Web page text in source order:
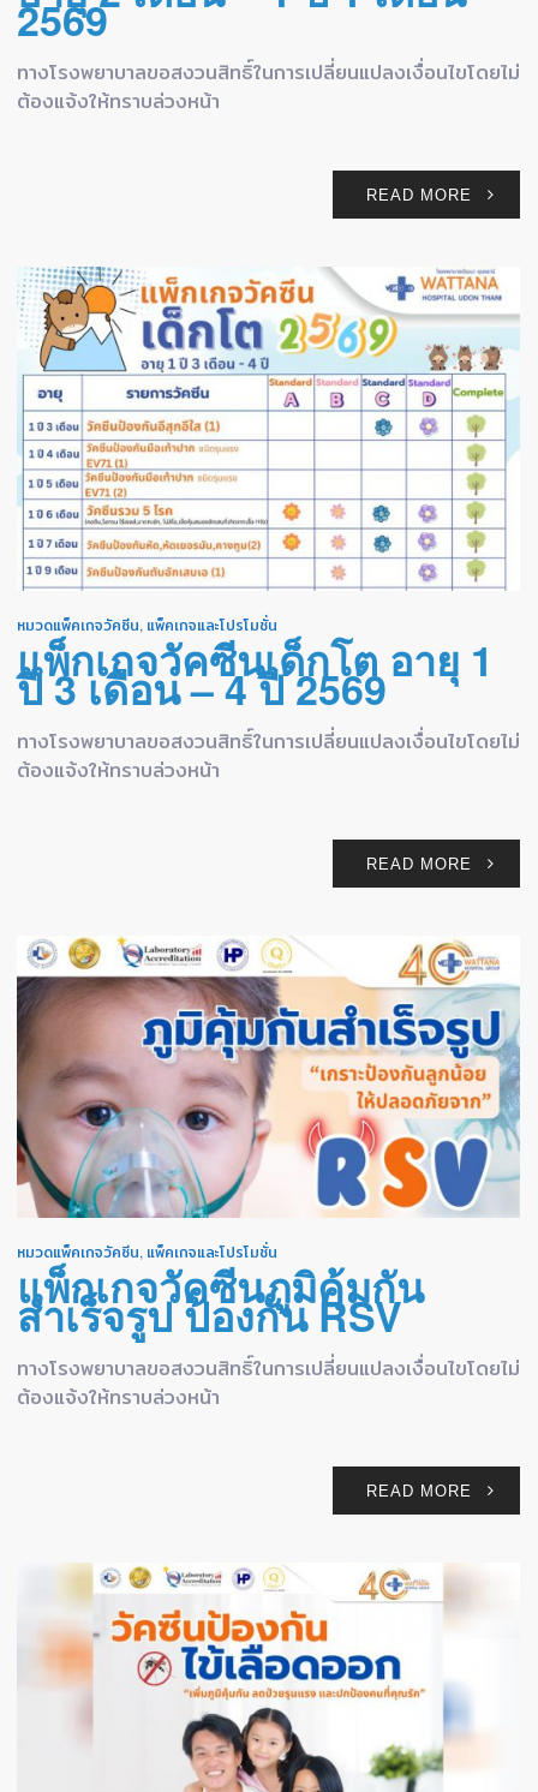
2569
ทางโรงพยาบาลขอสงวนสิทธิ์ในการเปลี่ยนแปลงเงื่อนไขโดยไม่
ต้องแจ้งให้ทราบล่วงหน้า
READ MORE
หมวดแพ็คเกจวัคซีน, แพ็คเกจและโปรโมชั่น
แพ็กเกจวัคซีนเด็กโต อายุ 1
ปี 3 เดือน – 4 ปี 2569
ทางโรงพยาบาลขอสงวนสิทธิ์ในการเปลี่ยนแปลงเงื่อนไขโดยไม่
ต้องแจ้งให้ทราบล่วงหน้า
READ MORE
หมวดแพ็คเกจวัคซีน, แพ็คเกจและโปรโมชั่น
แพ็กเกจวัคซีนภูมิคุ้มกัน
สำเร็จรูป ป้องกัน RSV
ทางโรงพยาบาลขอสงวนสิทธิ์ในการเปลี่ยนแปลงเงื่อนไขโดยไม่
ต้องแจ้งให้ทราบล่วงหน้า
READ MORE